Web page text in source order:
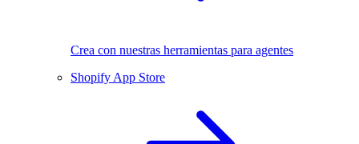
Crea con nuestras herramientas para agentes
Shopify App Store